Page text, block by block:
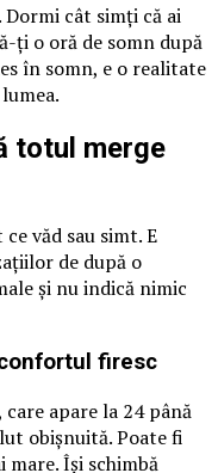
cât simți că ai
ți o oră de somn după
în somn, e o realitate
totul merge
văd sau simt. E
de după o
și nu indică nimic
firesc
apare la 24 până
obișnuită. Poate fi
mare. Își schimbă